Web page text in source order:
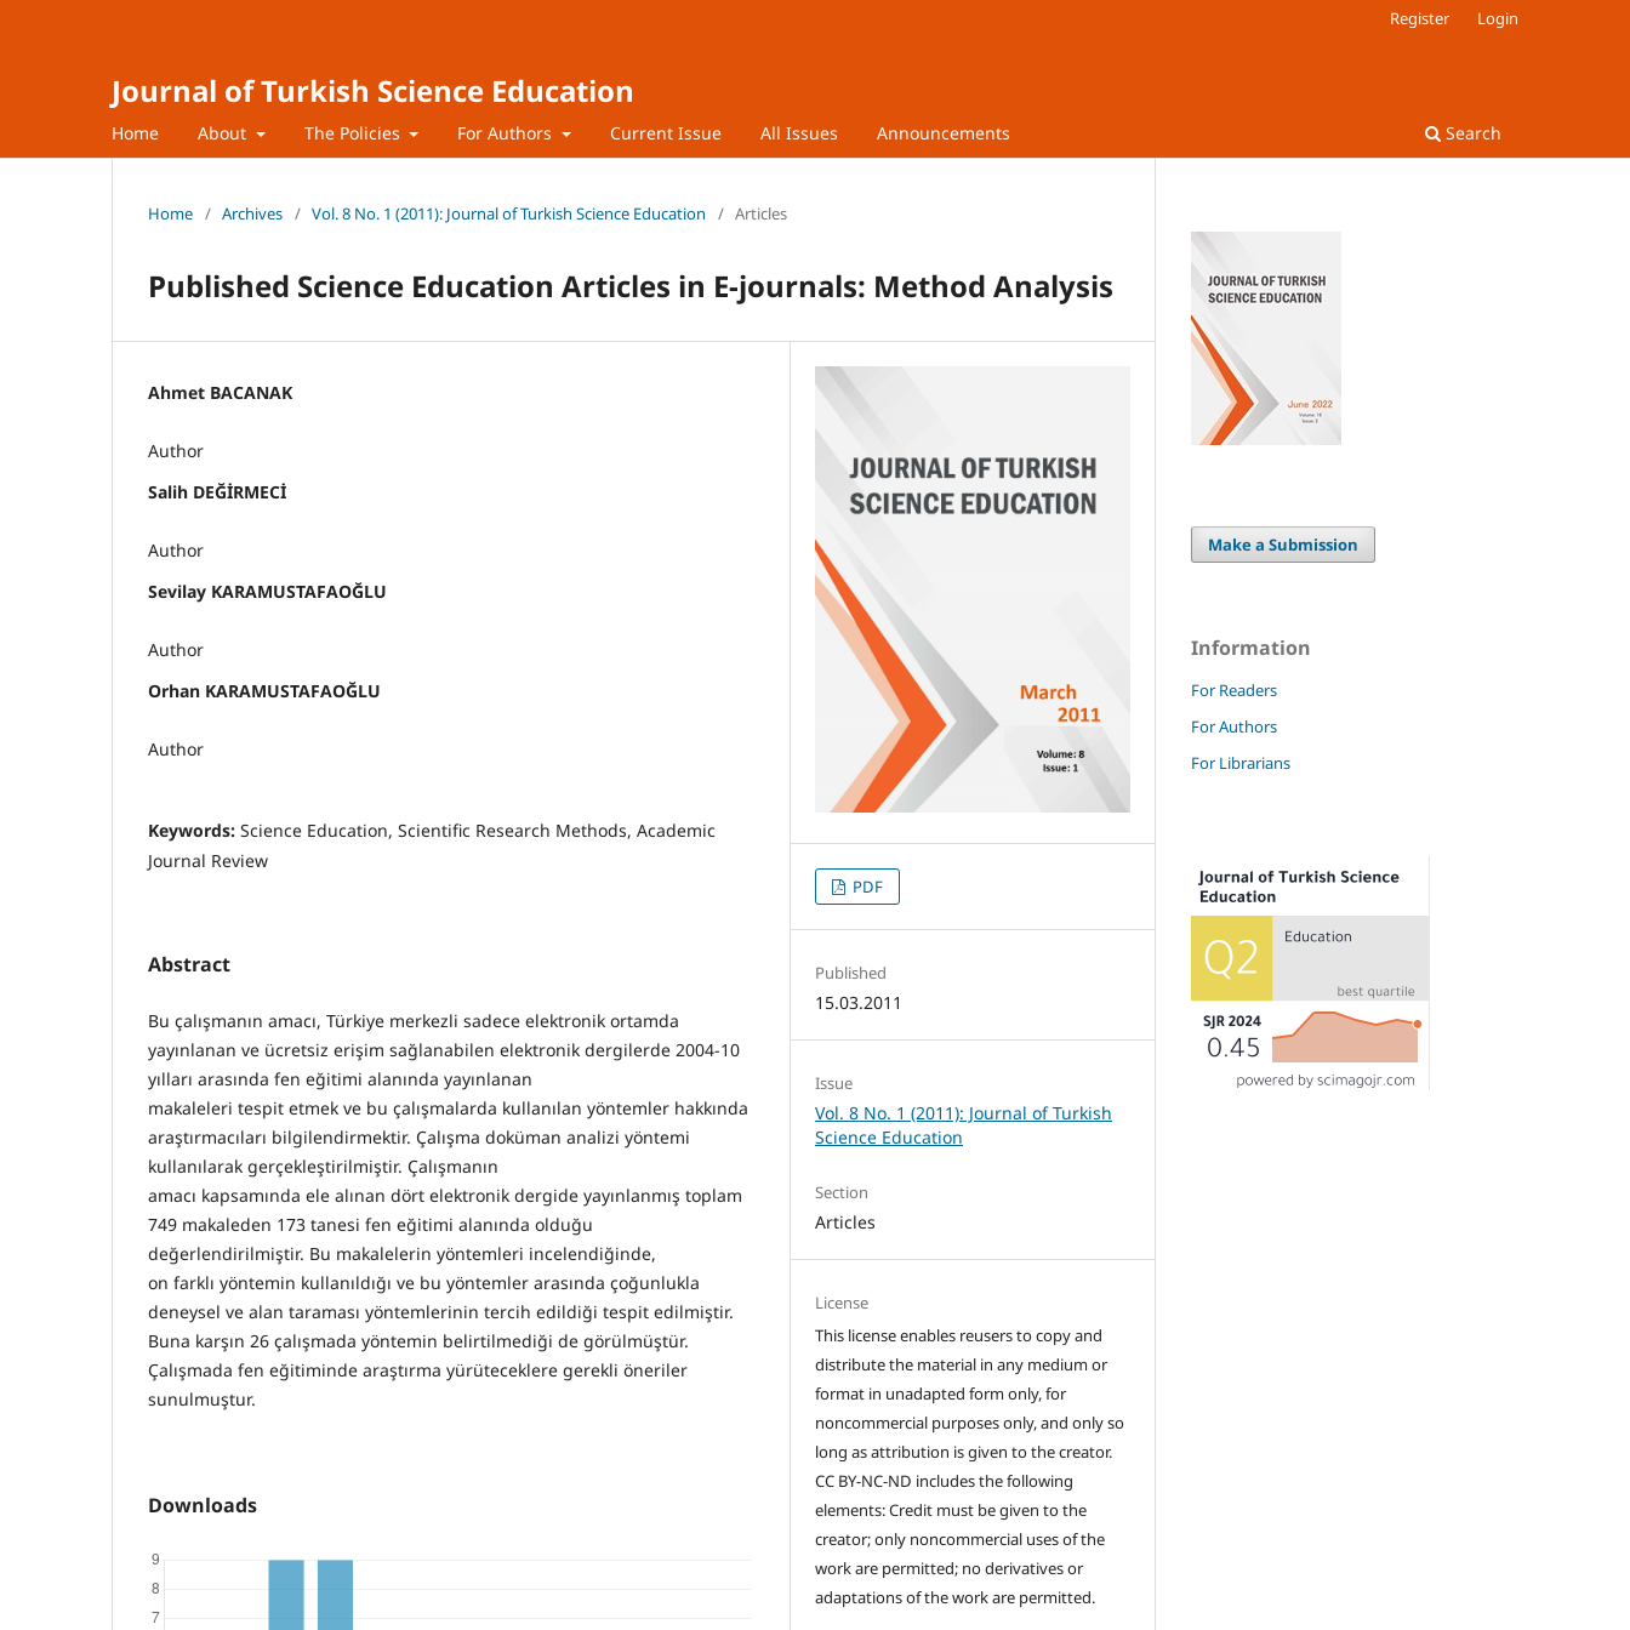
Journal of Turkish Science Education
Home About The Policies For Authors Current Issue All Issues Announcements Search
Register Login
Home / Archives / Vol. 8 No. 1 (2011): Journal of Turkish Science Education / Articles
Published Science Education Articles in E-journals: Method Analysis
Ahmet BACANAK
Author
Salih DEĞİRMECİ
Author
Sevilay KARAMUSTAFAOĞLU
Author
Orhan KARAMUSTAFAOĞLU
Author
Keywords: Science Education, Scientific Research Methods, Academic
Journal Review
Abstract
Bu çalışmanın amacı, Türkiye merkezli sadece elektronik ortamda
yayınlanan ve ücretsiz erişim sağlanabilen elektronik dergilerde 2004-10
yılları arasında fen eğitimi alanında yayınlanan
makaleleri tespit etmek ve bu çalışmalarda kullanılan yöntemler hakkında
araştırmacıları bilgilendirmektir. Çalışma doküman analizi yöntemi
kullanılarak gerçekleştirilmiştir. Çalışmanın
amacı kapsamında ele alınan dört elektronik dergide yayınlanmış toplam
749 makaleden 173 tanesi fen eğitimi alanında olduğu
değerlendirilmiştir. Bu makalelerin yöntemleri incelendiğinde,
on farklı yöntemin kullanıldığı ve bu yöntemler arasında çoğunlukla
deneysel ve alan taraması yöntemlerinin tercih edildiği tespit edilmiştir.
Buna karşın 26 çalışmada yöntemin belirtilmediği de görülmüştür.
Çalışmada fen eğitiminde araştırma yürüteceklere gerekli öneriler
sunulmuştur.
Downloads
PDF
Published
15.03.2011
Issue
Vol. 8 No. 1 (2011): Journal of Turkish
Science Education
Section
Articles
License
This license enables reusers to copy and
distribute the material in any medium or
format in unadapted form only, for
noncommercial purposes only, and only so
long as attribution is given to the creator.
CC BY-NC-ND includes the following
elements: Credit must be given to the
creator; only noncommercial uses of the
work are permitted; no derivatives or
adaptations of the work are permitted.
Make a Submission
Information
For Readers
For Authors
For Librarians